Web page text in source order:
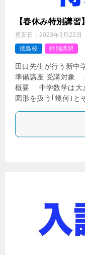
【春休み特別講
更新日： 2023年3月22日
徳島校
特別講習
田口先生が行う新中
準備講座 受講対象
概要 中学数学は大
図形を扱う｢幾何｣